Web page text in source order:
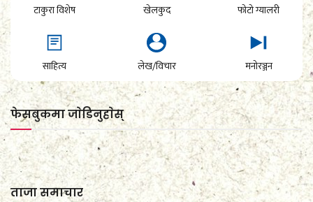
टाकुरा विशेष खेलकुद फोटो ग्यालरी
साहित्य लेख/विचार मनोरञ्जन
फेसबुकमा जाेडिनुहाेस्
ताजा समाचार